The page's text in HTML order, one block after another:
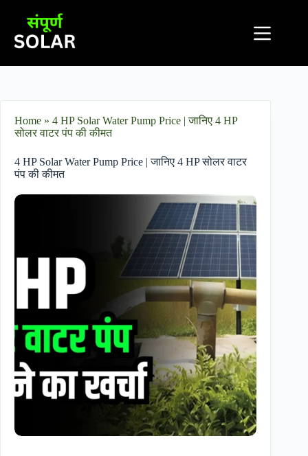
Home » 4 HP Solar Water Pump Price | जानिए 4 HP
सोलर वाटर पंप की कीमत
4 HP Solar Water Pump Price | जानिए 4 HP सोलर वाटर
पंप की कीमत